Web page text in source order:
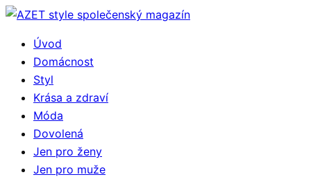
Přejít
obsahuÚvod
Domácnost
Styl
Krása a zdraví
Móda
Dovolená
Jen pro ženy
Jen pro muže